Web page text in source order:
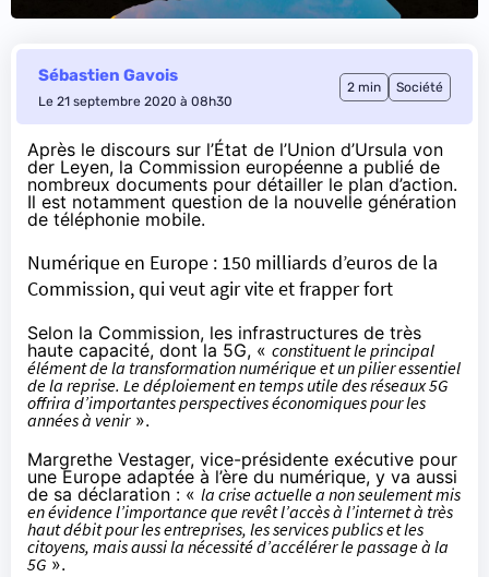
Sébastien Gavois
Le 21 septembre 2020 à 08h30
2 min Société
Après le discours sur l’État de l’Union d’Ursula von
der Leyen, la Commission européenne a publié de
nombreux documents pour détailler le plan d’action.
Il est notamment question de la nouvelle génération
de téléphonie mobile.
Numérique en Europe : 150 milliards d’euros de la
Commission, qui veut agir vite et frapper fort
Selon la Commission, les infrastructures de très
haute capacité, dont la 5G, « constituent le principal
élément de la transformation numérique et un pilier essentiel
de la reprise. Le déploiement en temps utile des réseaux 5G
offrira d’importantes perspectives économiques pour les
années à venir».
Margrethe Vestager, vice-présidente exécutive pour
une Europe adaptée à l’ère du numérique, y va aussi
de sa déclaration : « la crise actuelle a non seulement mis
en évidence l’importance que revêt l’accès à l’internet à très
haut débit pour les entreprises, les services publics et les
citoyens, mais aussi la nécessité d’accélérer le passage à la
5G ».